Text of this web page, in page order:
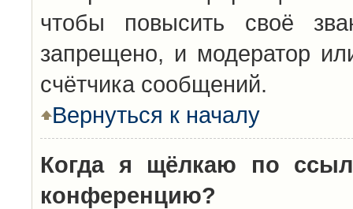
чтобы повысить своё
запрещено, и модератор
счётчика сообщений.
Вернуться к началу
Когда я щёлкаю по
конференцию?